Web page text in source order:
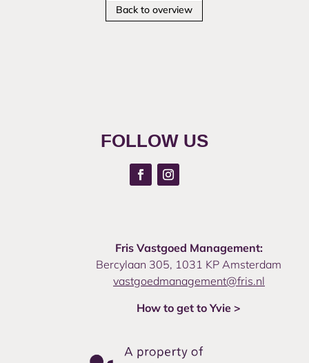
Back to overview
FOLLOW US
Fris Vastgoed Management:
Bercylaan 305, 1031 KP Amsterdam
vastgoedmanagement@fris.nl
How to get to Yvie >